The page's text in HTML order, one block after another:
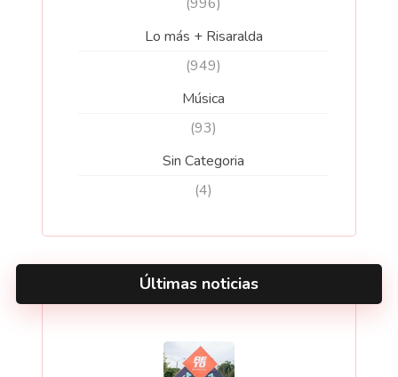
Lo más + Risaralda
(949)
Música
(93)
Sin Categoria
(4)
Últimas noticias